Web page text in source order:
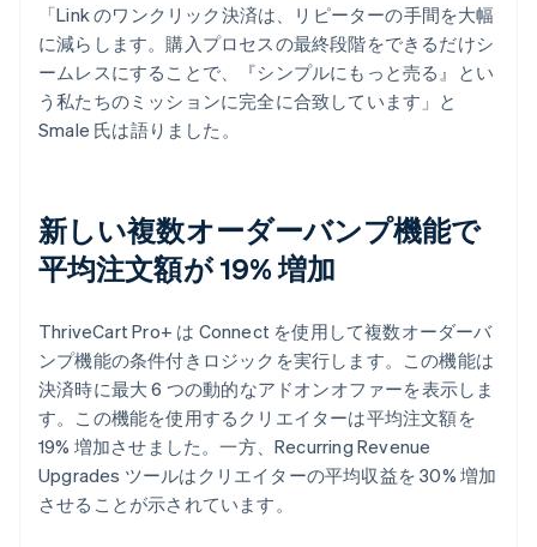
「Link のワンクリック決済は、リピーターの手間を大幅
に減らします。購入プロセスの最終段階をできるだけシ
ームレスにすることで、『シンプルにもっと売る』とい
う私たちのミッションに完全に合致しています」と
Smale 氏は語りました。
新しい複数オーダーバンプ機能で
平均注文額が 19% 増加
ThriveCart Pro+ は Connect を使用して複数オーダーバ
ンプ機能の条件付きロジックを実行します。この機能は
決済時に最大 6 つの動的なアドオンオファーを表示しま
す。この機能を使用するクリエイターは平均注文額を
19% 増加させました。一方、Recurring Revenue
Upgrades ツールはクリエイターの平均収益を 30% 増加
させることが示されています。